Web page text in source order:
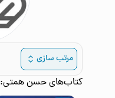
مرتب سازی
کتاب‌هایحسن همتی: